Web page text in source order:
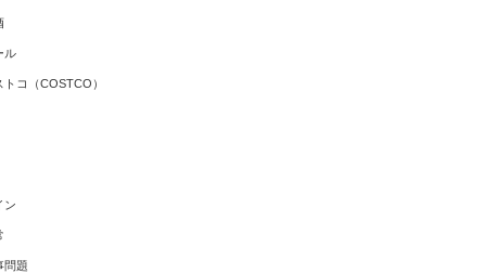
ル
トコ（COSTCO）
ン
問題